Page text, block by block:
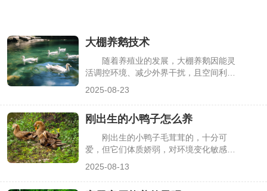
大棚养鹅技术
随着养殖业的发展，大棚养鹅因能灵
活调控环境、减少外界干扰，且空间利用
险，提升养殖效益。不过，大棚养鹅需掌
握科学技术，从场地搭建到日常管理都有
讲究，下面就详细介绍关键要点。
2025-08-23
刚出生的小鸭子怎么养
刚出生的小鸭子毛茸茸的，十分可
爱，但它们体质娇弱，对环境变化敏感，
从温度、饮食到环境都要细心打理。下面
2025-08-13